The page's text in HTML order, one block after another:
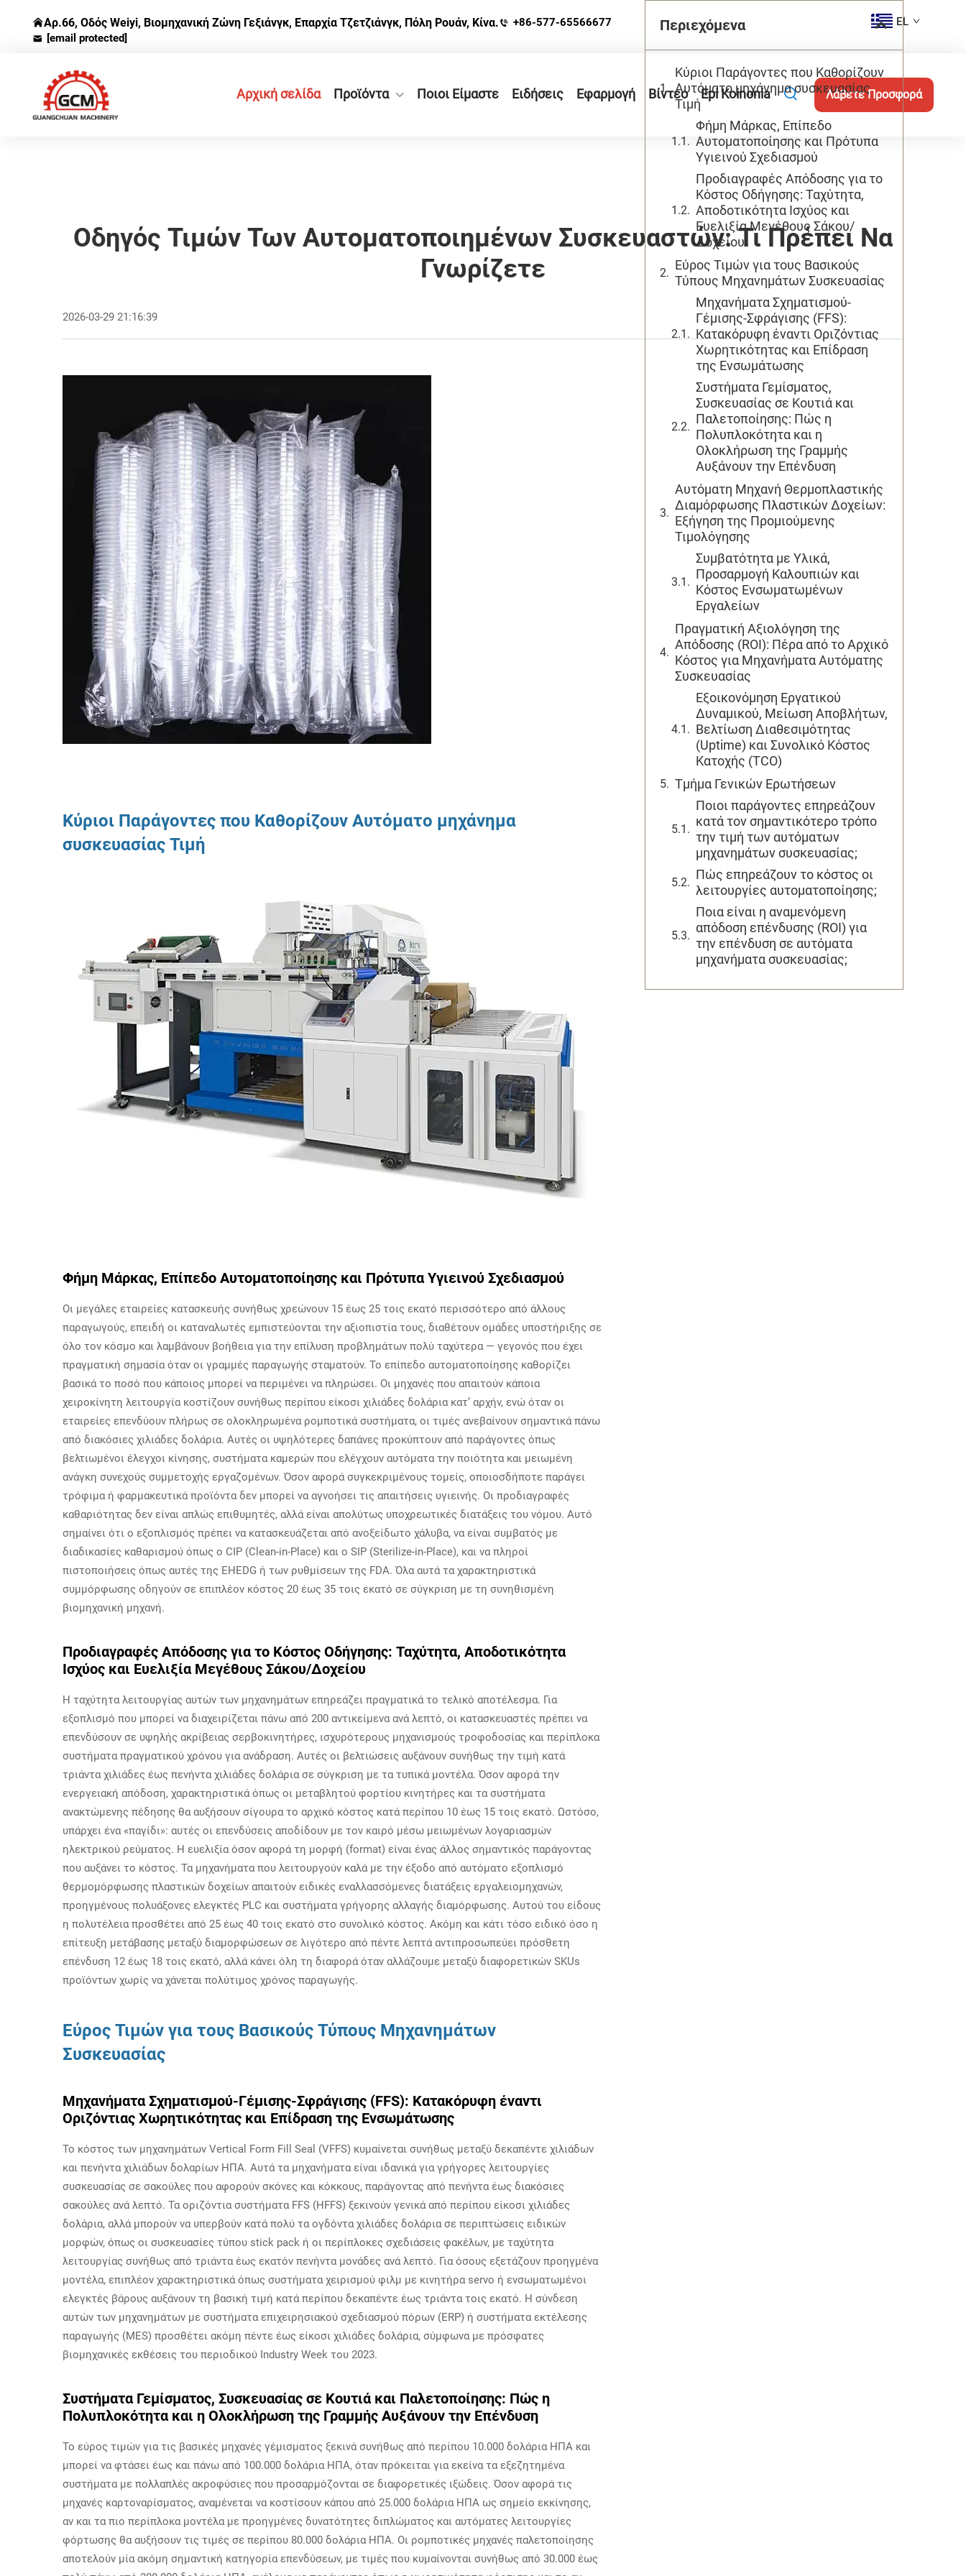
Αρ.66, Οδός Weiyi, Βιομηχανική Ζώνη Γεξιάνγκ, Επαρχία Τζετζιάνγκ, Πόλη Ρουάν, Κίνα.
+86-577-65566677
[email protected]
EL
Αρχική σελίδα Προϊόντα Ποιοι Είμαστε Ειδήσεις Εφαρμογή Βίντεο Epi Koinonia Λάβετε Προσφορά
Οδηγός Τιμών Των Αυτοματοποιημένων Συσκευαστών: Τι Πρέπει Να
Γνωρίζετε
2026-03-29 21:16:39
Κύριοι Παράγοντες που Καθορίζουν Αυτόματο μηχάνημα
συσκευασίας Τιμή
Φήμη Μάρκας, Επίπεδο Αυτοματοποίησης και Πρότυπα Υγιεινού Σχεδιασμού
Οι μεγάλες εταιρείες κατασκευής συνήθως χρεώνουν 15 έως 25 τοις εκατό περισσότερο από άλλους
παραγωγούς, επειδή οι καταναλωτές εμπιστεύονται την αξιοπιστία τους, διαθέτουν ομάδες υποστήριξης σε
όλο τον κόσμο και λαμβάνουν βοήθεια για την επίλυση προβλημάτων πολύ ταχύτερα — γεγονός που έχει
πραγματική σημασία όταν οι γραμμές παραγωγής σταματούν. Το επίπεδο αυτοματοποίησης καθορίζει
βασικά το ποσό που κάποιος μπορεί να περιμένει να πληρώσει. Οι μηχανές που απαιτούν κάποια
χειροκίνητη λειτουργία κοστίζουν συνήθως περίπου είκοσι χιλιάδες δολάρια κατ’ αρχήν, ενώ όταν οι
εταιρείες επενδύουν πλήρως σε ολοκληρωμένα ρομποτικά συστήματα, οι τιμές ανεβαίνουν σημαντικά πάνω
από διακόσιες χιλιάδες δολάρια. Αυτές οι υψηλότερες δαπάνες προκύπτουν από παράγοντες όπως
βελτιωμένοι έλεγχοι κίνησης, συστήματα καμερών που ελέγχουν αυτόματα την ποιότητα και μειωμένη
ανάγκη συνεχούς συμμετοχής εργαζομένων. Όσον αφορά συγκεκριμένους τομείς, οποιοσδήποτε παράγει
τρόφιμα ή φαρμακευτικά προϊόντα δεν μπορεί να αγνοήσει τις απαιτήσεις υγιεινής. Οι προδιαγραφές
καθαριότητας δεν είναι απλώς επιθυμητές, αλλά είναι απολύτως υποχρεωτικές διατάξεις του νόμου. Αυτό
σημαίνει ότι ο εξοπλισμός πρέπει να κατασκευάζεται από ανοξείδωτο χάλυβα, να είναι συμβατός με
διαδικασίες καθαρισμού όπως ο CIP (Clean-in-Place) και ο SIP (Sterilize-in-Place), και να πληροί
πιστοποιήσεις όπως αυτές της EHEDG ή των ρυθμίσεων της FDA. Όλα αυτά τα χαρακτηριστικά
συμμόρφωσης οδηγούν σε επιπλέον κόστος 20 έως 35 τοις εκατό σε σύγκριση με τη συνηθισμένη
βιομηχανική μηχανή.
Προδιαγραφές Απόδοσης για το Κόστος Οδήγησης: Ταχύτητα, Αποδοτικότητα
Ισχύος και Ευελιξία Μεγέθους Σάκου/Δοχείου
Η ταχύτητα λειτουργίας αυτών των μηχανημάτων επηρεάζει πραγματικά το τελικό αποτέλεσμα. Για
εξοπλισμό που μπορεί να διαχειρίζεται πάνω από 200 αντικείμενα ανά λεπτό, οι κατασκευαστές πρέπει να
επενδύσουν σε υψηλής ακρίβειας σερβοκινητήρες, ισχυρότερους μηχανισμούς τροφοδοσίας και περίπλοκα
συστήματα πραγματικού χρόνου για ανάδραση. Αυτές οι βελτιώσεις αυξάνουν συνήθως την τιμή κατά
τριάντα χιλιάδες έως πενήντα χιλιάδες δολάρια σε σύγκριση με τα τυπικά μοντέλα. Όσον αφορά την
ενεργειακή απόδοση, χαρακτηριστικά όπως οι μεταβλητού φορτίου κινητήρες και τα συστήματα
ανακτώμενης πέδησης θα αυξήσουν σίγουρα το αρχικό κόστος κατά περίπου 10 έως 15 τοις εκατό. Ωστόσο,
υπάρχει ένα «παγίδι»: αυτές οι επενδύσεις αποδίδουν με τον καιρό μέσω μειωμένων λογαριασμών
ηλεκτρικού ρεύματος. Η ευελιξία όσον αφορά τη μορφή (format) είναι ένας άλλος σημαντικός παράγοντας
που αυξάνει το κόστος. Τα μηχανήματα που λειτουργούν καλά με την έξοδο από αυτόματο εξοπλισμό
θερμομόρφωσης πλαστικών δοχείων απαιτούν ειδικές εναλλασσόμενες διατάξεις εργαλειομηχανών,
προηγμένους πολυάξονες ελεγκτές PLC και συστήματα γρήγορης αλλαγής διαμόρφωσης. Αυτού του είδους
η πολυτέλεια προσθέτει από 25 έως 40 τοις εκατό στο συνολικό κόστος. Ακόμη και κάτι τόσο ειδικό όσο η
επίτευξη μετάβασης μεταξύ διαμορφώσεων σε λιγότερο από πέντε λεπτά αντιπροσωπεύει πρόσθετη
επένδυση 12 έως 18 τοις εκατό, αλλά κάνει όλη τη διαφορά όταν αλλάζουμε μεταξύ διαφορετικών SKUs
προϊόντων χωρίς να χάνεται πολύτιμος χρόνος παραγωγής.
Εύρος Τιμών για τους Βασικούς Τύπους Μηχανημάτων
Συσκευασίας
Μηχανήματα Σχηματισμού-Γέμισης-Σφράγισης (FFS): Κατακόρυφη έναντι
Οριζόντιας Χωρητικότητας και Επίδραση της Ενσωμάτωσης
Το κόστος των μηχανημάτων Vertical Form Fill Seal (VFFS) κυμαίνεται συνήθως μεταξύ δεκαπέντε χιλιάδων
και πενήντα χιλιάδων δολαρίων ΗΠΑ. Αυτά τα μηχανήματα είναι ιδανικά για γρήγορες λειτουργίες
συσκευασίας σε σακούλες που αφορούν σκόνες και κόκκους, παράγοντας από πενήντα έως διακόσιες
σακούλες ανά λεπτό. Τα οριζόντια συστήματα FFS (HFFS) ξεκινούν γενικά από περίπου είκοσι χιλιάδες
δολάρια, αλλά μπορούν να υπερβούν κατά πολύ τα ογδόντα χιλιάδες δολάρια σε περιπτώσεις ειδικών
μορφών, όπως οι συσκευασίες τύπου stick pack ή οι περίπλοκες σχεδιάσεις φακέλων, με ταχύτητα
λειτουργίας συνήθως από τριάντα έως εκατόν πενήντα μονάδες ανά λεπτό. Για όσους εξετάζουν προηγμένα
μοντέλα, επιπλέον χαρακτηριστικά όπως συστήματα χειρισμού φιλμ με κινητήρα servo ή ενσωματωμένοι
ελεγκτές βάρους αυξάνουν τη βασική τιμή κατά περίπου δεκαπέντε έως τριάντα τοις εκατό. Η σύνδεση
αυτών των μηχανημάτων με συστήματα επιχειρησιακού σχεδιασμού πόρων (ERP) ή συστήματα εκτέλεσης
παραγωγής (MES) προσθέτει ακόμη πέντε έως είκοσι χιλιάδες δολάρια, σύμφωνα με πρόσφατες
βιομηχανικές εκθέσεις του περιοδικού Industry Week του 2023.
Συστήματα Γεμίσματος, Συσκευασίας σε Κουτιά και Παλετοποίησης: Πώς η
Πολυπλοκότητα και η Ολοκλήρωση της Γραμμής Αυξάνουν την Επένδυση
Το εύρος τιμών για τις βασικές μηχανές γέμισματος ξεκινά συνήθως από περίπου 10.000 δολάρια ΗΠΑ και
μπορεί να φτάσει έως και πάνω από 100.000 δολάρια ΗΠΑ, όταν πρόκειται για εκείνα τα εξεζητημένα
συστήματα με πολλαπλές ακροφύσιες που προσαρμόζονται σε διαφορετικές ιξώδεις. Όσον αφορά τις
μηχανές καρτοναρίσματος, αναμένεται να κοστίσουν κάπου από 25.000 δολάρια ΗΠΑ ως σημείο εκκίνησης,
αν και τα πιο περίπλοκα μοντέλα με προηγμένες δυνατότητες διπλώματος και αυτόματες λειτουργίες
φόρτωσης θα αυξήσουν τις τιμές σε περίπου 80.000 δολάρια ΗΠΑ. Οι ρομποτικές μηχανές παλετοποίησης
αποτελούν μία ακόμη σημαντική κατηγορία επενδύσεων, με τιμές που κυμαίνονται συνήθως από 30.000 έως
Περιεχόμενα
Κύριοι Παράγοντες που Καθορίζουν
Αυτόματο μηχάνημα συσκευασίας
Τιμή
Φήμη Μάρκας, Επίπεδο
Αυτοματοποίησης και Πρότυπα
Υγιεινού Σχεδιασμού
Προδιαγραφές Απόδοσης για το
Κόστος Οδήγησης: Ταχύτητα,
Αποδοτικότητα Ισχύος και
Ευελιξία Μεγέθους Σάκου/
Δοχείου
Εύρος Τιμών για τους Βασικούς
Τύπους Μηχανημάτων Συσκευασίας
Μηχανήματα Σχηματισμού-
Γέμισης-Σφράγισης (FFS):
Κατακόρυφη έναντι Οριζόντιας
Χωρητικότητας και Επίδραση
της Ενσωμάτωσης
Συστήματα Γεμίσματος,
Συσκευασίας σε Κουτιά και
Παλετοποίησης: Πώς η
Πολυπλοκότητα και η
Ολοκλήρωση της Γραμμής
Αυξάνουν την Επένδυση
Αυτόματη Μηχανή Θερμοπλαστικής
Διαμόρφωσης Πλαστικών Δοχείων:
Εξήγηση της Προμιούμενης
Τιμολόγησης
Συμβατότητα με Υλικά,
Προσαρμογή Καλουπιών και
Κόστος Ενσωματωμένων
Εργαλείων
Πραγματική Αξιολόγηση της
Απόδοσης (ROI): Πέρα από το Αρχικό
Κόστος για Μηχανήματα Αυτόματης
Συσκευασίας
Εξοικονόμηση Εργατικού
Δυναμικού, Μείωση Αποβλήτων,
Βελτίωση Διαθεσιμότητας
(Uptime) και Συνολικό Κόστος
Κατοχής (TCO)
Τμήμα Γενικών Ερωτήσεων
Ποιοι παράγοντες επηρεάζουν
κατά τον σημαντικότερο τρόπο
την τιμή των αυτόματων
μηχανημάτων συσκευασίας;
Πώς επηρεάζουν το κόστος οι
λειτουργίες αυτοματοποίησης;
Ποια είναι η αναμενόμενη
απόδοση επένδυσης (ROI) για
την επένδυση σε αυτόματα
μηχανήματα συσκευασίας;